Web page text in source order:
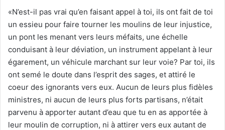
«N’est-il pas vrai qu’en faisant appel à toi, ils ont fait de toi
un essieu pour faire tourner les moulins de leur injustice,
un pont les menant vers leurs méfaits, une échelle
conduisant à leur déviation, un instrument appelant à leur
égarement, un véhicule marchant sur leur voie? Par toi, ils
ont semé le doute dans l’esprit des sages, et attiré le
coeur des ignorants vers eux. Aucun de leurs plus fidèles
ministres, ni aucun de leurs plus forts partisans, n’était
parvenu à apporter autant d’eau que tu en as apportée à
leur moulin de corruption, ni à attirer vers eux autant de